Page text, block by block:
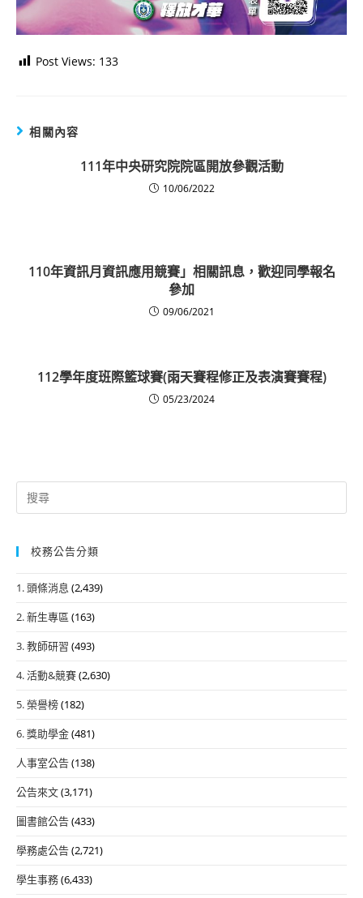
Post Views: 133
相關內容
111年中央研究院院區開放參觀活動
10/06/2022
110年資訊月資訊應用競賽」相關訊息，歡迎同學報名
參加
09/06/2021
112學年度班際籃球賽(雨天賽程修正及表演賽賽程)
05/23/2024
Search
for:
校務公告分類
1. 頭條消息 (2,439)
2. 新生專區 (163)
3. 教師研習 (493)
4. 活動&競賽(2,630)
5. 榮譽榜(182)
6. 獎助學金(481)
人事室公告(138)
公告來文(3,171)
圖書館公告(433)
學務處公告(2,721)
學生事務(6,433)